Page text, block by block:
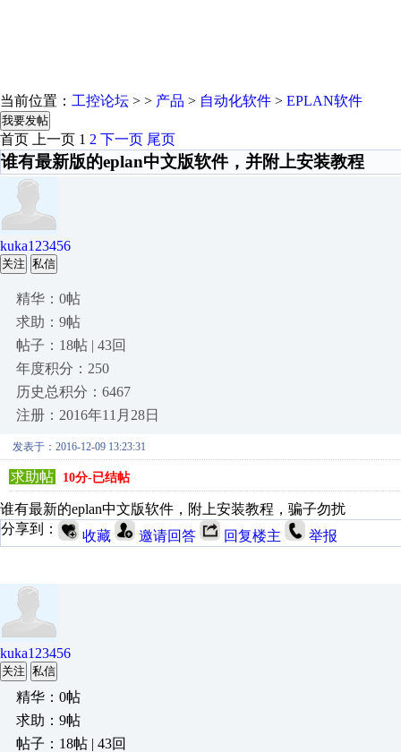
当前位置： 工控论坛 > > 产品 > 自动化软件 > EPLAN软件
我要发帖
首页 上一页 1 2 下一页 尾页
谁有最新版的eplan中文版软件，并附上安装教程
kuka123456
关注 私信
精华：0帖
求助：9帖
帖子：18帖 | 43回
年度积分：250
历史总积分：6467
注册：2016年11月28日
发表于：2016-12-09 13:23:31
求助帖 10分-已结帖
谁有最新的eplan中文版软件，附上安装教程，骗子勿扰
分享到：
收藏 邀请回答 回复楼主 举报
kuka123456
关注 私信
精华：0帖
求助：9帖
帖子：18帖 | 43回